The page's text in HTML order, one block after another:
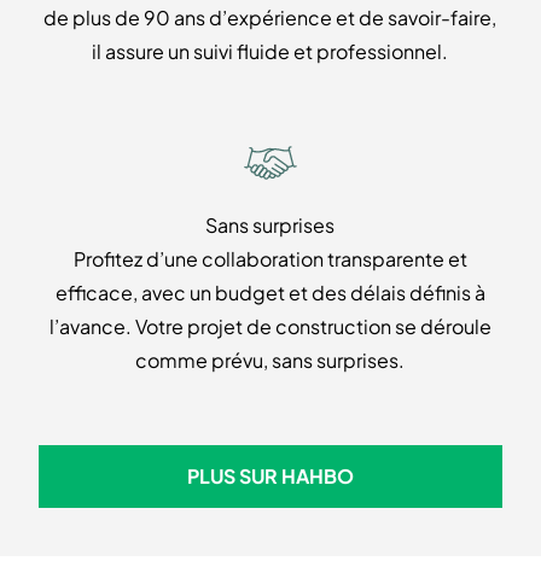
de plus de 90 ans d’expérience et de savoir-faire,
il assure un suivi fluide et professionnel.
Sans surprises
Profitez d’une collaboration transparente et
efficace, avec un budget et des délais définis à
l’avance. Votre projet de construction se déroule
comme prévu, sans surprises.
PLUS SUR HAHBO
PLUS SUR HAHBO